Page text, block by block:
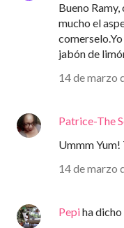
Bueno
mucho el
jabón de
14 de marzo
Patrice-The
Ummm
14 de marzo
Pepiha